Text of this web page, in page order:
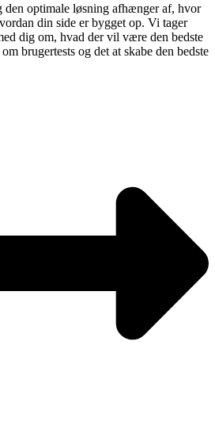
den optimale løsning afhænger af, hvor
din side er bygget op. Vi tager
dig om, hvad der vil være den bedste
brugertests og det at skabe den bedste